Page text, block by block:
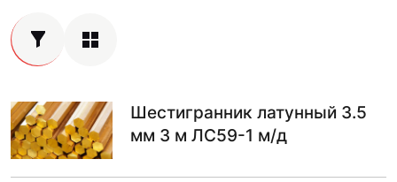
Шестигранник латунный 3.5
мм 3 м ЛС59-1 м/д